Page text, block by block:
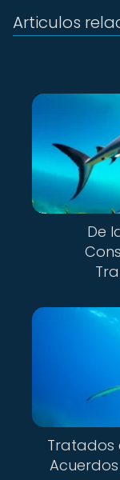
Articulos
De
Tratados